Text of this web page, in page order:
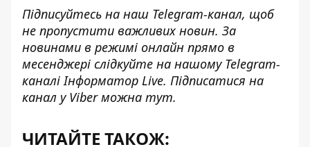
Підписуйтесь на наш Telegram-канал, щоб
не пропустити важливих новин. За
новинами в режимі онлайн прямо в
месенджері слідкуйте на нашому Telegram-
каналіІнформатор Live. Підписатися на
канал у Viber можна тут.
ЧИТАЙТЕ ТАКОЖ: